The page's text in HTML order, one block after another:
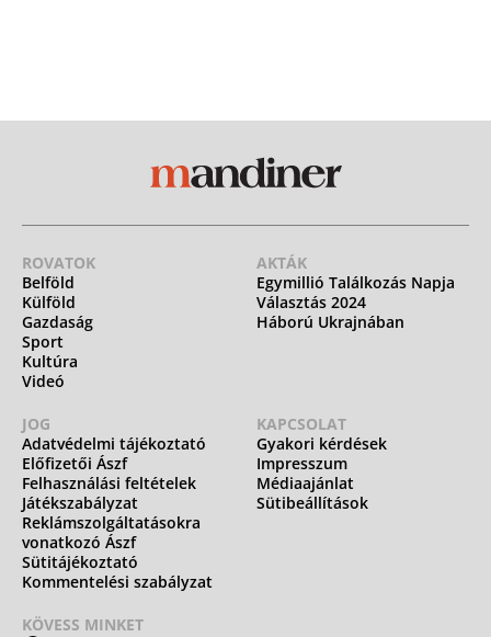
ROVATOK
Belföld
Külföld
Gazdaság
Sport
Kultúra
Videó
AKTÁK
Egymillió Találkozás Napja
Választás 2024
Háború Ukrajnában
JOG
Adatvédelmi tájékoztató
Előfizetői Ászf
Felhasználási feltételek
Játékszabályzat
Reklámszolgáltatásokra
vonatkozó Ászf
Sütitájékoztató
Kommentelési szabályzat
KAPCSOLAT
Gyakori kérdések
Impresszum
Médiaajánlat
Sütibeállítások
KÖVESS MINKET